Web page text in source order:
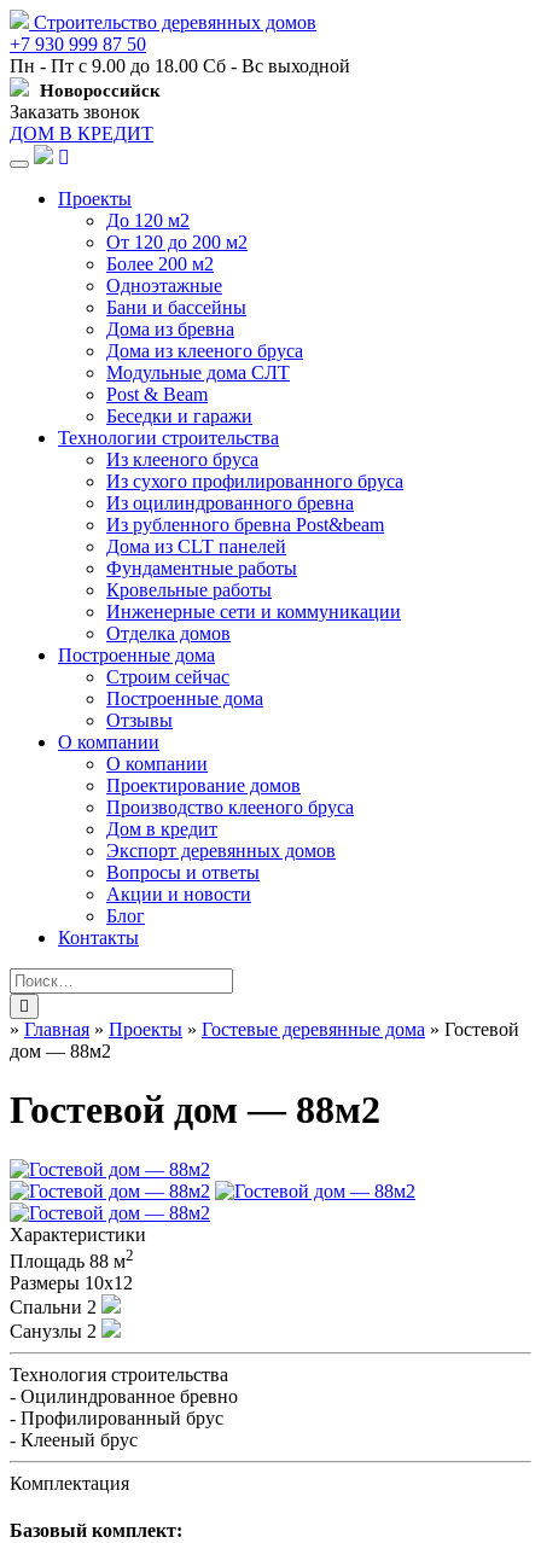
Строительство деревянных домов
+7 930 999 87 50
Пн - Пт с 9.00 до 18.00 Сб - Вс выходной
Новороссийск
Заказать звонок
ДОМ В КРЕДИТ
Навигация
Проекты
До 120 м2
От 120 до 200 м2
Более 200 м2
Одноэтажные
Бани и бассейны
Дома из бревна
Дома из клееного бруса
Модульные дома СЛТ
Post & Beam
Беседки и гаражи
Технологии строительства
Из клееного бруса
Из сухого профилированного бруса
Из оцилиндрованного бревна
Из рубленного бревна Post&beam
Дома из CLT панелей
Фундаментные работы
Кровельные работы
Инженерные сети и коммуникации
Отделка домов
Построенные дома
Строим сейчас
Построенные дома
Отзывы
О компании
О компании
Проектирование домов
Производство клееного бруса
Дом в кредит
Экспорт деревянных домов
Вопросы и ответы
Акции и новости
Блог
Контакты
» Главная » Проекты » Гостевые деревянные дома » Гостевой
дом — 88м2
Гостевой дом — 88м2
Характеристики
Площадь 88 м2
Размеры 10х12
Спальни 2
Санузлы 2
Технология строительства
- Оцилиндрованное бревно
- Профилированный брус
- Клееный брус
Комплектация
Базовый комплект: